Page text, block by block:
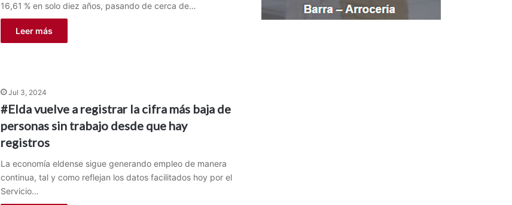
16,61 % en solo diez años, pasando de cerca de…
Leer más
Jul 3, 2024
#Elda vuelve a registrar la cifra más baja de
personas sin trabajo desde que hay
registros
La economía eldense sigue generando empleo de manera
continua, tal y como reflejan los datos facilitados hoy por el
Servicio…